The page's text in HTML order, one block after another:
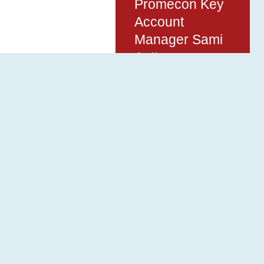
Promecon Key
Account
Manager Sami
Anttonen